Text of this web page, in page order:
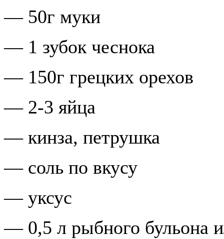
— 50г муки
— 1 зубок чеснока
— 150г грецких орехов
— 2-3 яйца
— кинза, петрушка
— соль по вкусу
— уксус
— 0,5 л рыбного бульона